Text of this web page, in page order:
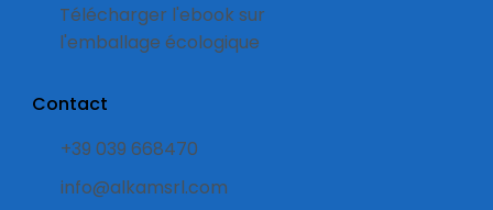
Télécharger l'ebook sur
l'emballage écologique
Contact
+39 039 668470
info@alkamsrl.com